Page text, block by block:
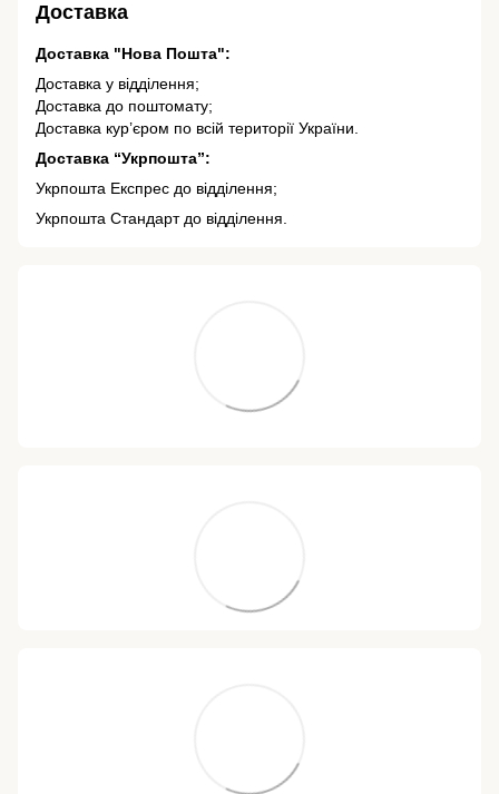
Доставка
Доставка "Нова Пошта":
Доставка у відділення;
Доставка до поштомату;
Доставка кур’єром по всій території України.
Доставка “Укрпошта”:
Укрпошта Експрес до відділення;
Укрпошта Стандарт до відділення.